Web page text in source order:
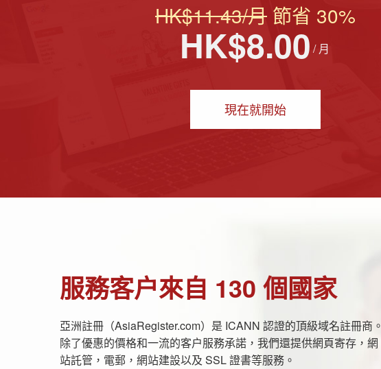
HK$11.43/月 節省 30%
HK$8.00 / 月
現在就開始
服務客户來自 130 個國家
亞洲註冊（AsiaRegister.com）是 ICANN 認證的頂級域名註冊商。
除了優惠的價格和一流的客户服務承諾，我們還提供網頁寄存，網
站託管，電郵，網站建設以及 SSL 證書等服務。